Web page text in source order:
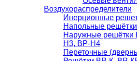
Воздухораспределители
Инерционные
Напольные
Наружные
Н3, ВР-Н4
Переточные